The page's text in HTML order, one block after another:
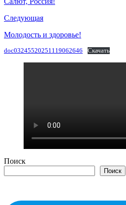
Следующая
Молодость и здоровье!
doc03245520251119062646 Скачать
Поиск
Поиск